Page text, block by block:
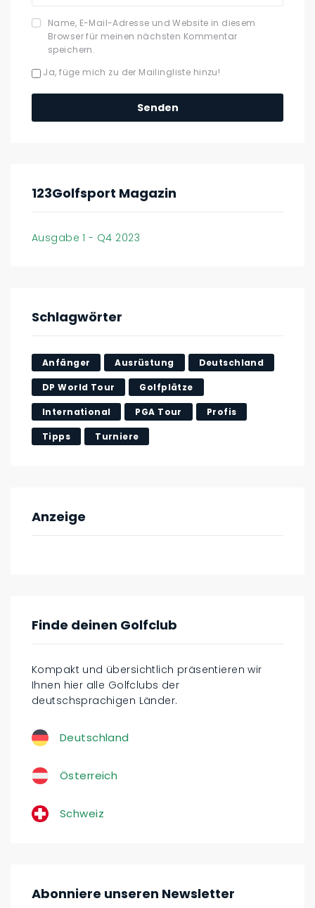
Name, E-Mail-Adresse und Website in diesem
Browser für meinen nächsten Kommentar
speichern.
Ja, füge mich zu der Mailingliste hinzu!
123Golfsport Magazin
Ausgabe 1 - Q4 2023
Schlagwörter
Anfänger Ausrüstung Deutschland
DP World Tour Golfplätze
International PGA Tour Profis
Tipps Turniere
Anzeige
Finde deinen Golfclub
Kompakt und übersichtlich präsentieren wir
Ihnen hier alle Golfclubs der
deutschsprachigen Länder.
Deutschland
Österreich
Schweiz
Abonniere unseren Newsletter